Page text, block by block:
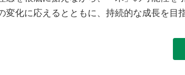
変化に応えるとともに、持続的な成長を目